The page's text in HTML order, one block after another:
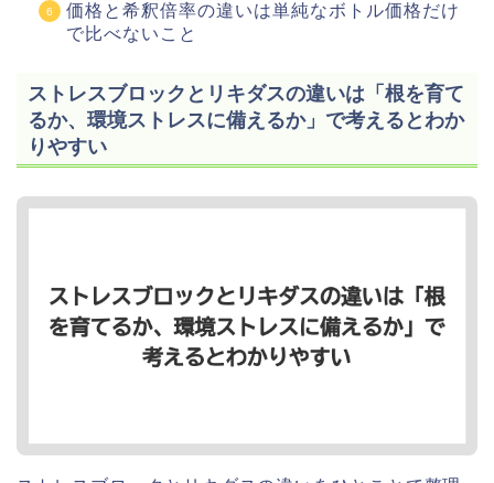
価格と希釈倍率の違いは単純なボトル価格だけ
で比べないこと
ストレスブロックとリキダスの違いは「根を育て
るか、環境ストレスに備えるか」で考えるとわか
りやすい